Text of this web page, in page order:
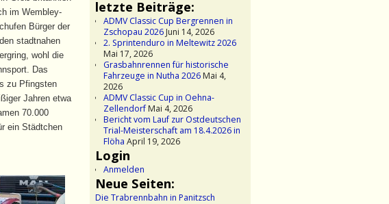
im Wembley-
Bürger der
stadtnahen
wohl die
Das
zu Pfingsten
Jahren etwa
70.000
ein Städtchen
letzte Beiträge:
ADMV Classic Cup Bergrennen in
Zschopau 2026Juni 14, 2026
2. Sprintenduro in Meltewitz 2026
Mai 17, 2026
Grasbahnrennen für historische
Fahrzeuge in Nutha 2026Mai 4,
2026
ADMV Classic Cup in Oehna-
ZellendorfMai 4, 2026
Bericht vom Lauf zur Ostdeutschen
Trial-Meisterschaft am 18.4.2026 in
Flöha April 19, 2026
Login
Anmelden
Neue Seiten:
Die Trabrennbahn in Panitzsch